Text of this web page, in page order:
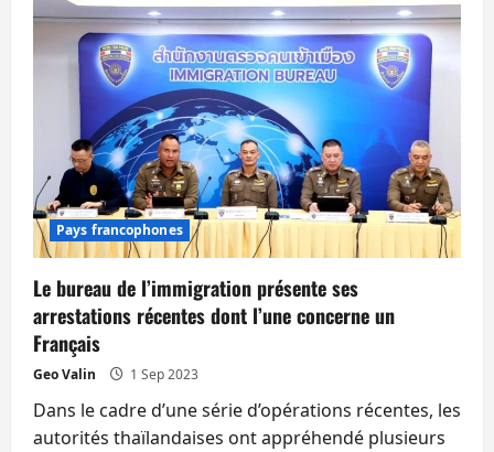
des
touristes
chinois,
c’est
ouvrir
la
porte
aux
mafias
chinoises,
selon
la
police
de
l’immigration
Pays francophones
Le bureau de l’immigration présente ses
arrestations récentes dont l’une concerne un
Français
Geo Valin 1 Sep 2023
Dans le cadre d’une série d’opérations récentes, les
autorités thaïlandaises ont appréhendé plusieurs